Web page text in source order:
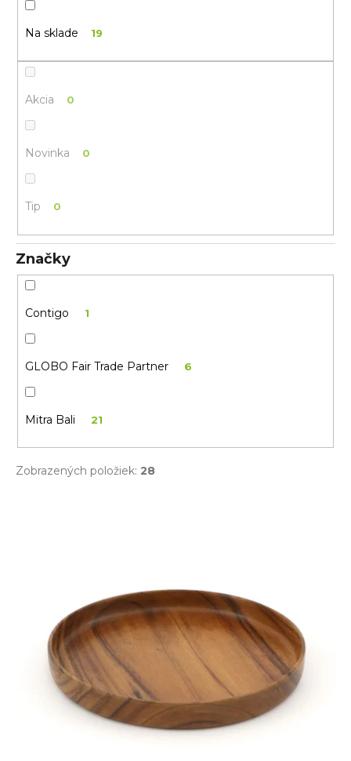
d
u
k
o
v
Na sklade 19
Akcia 0
Novinka 0
Tip 0
Značky
Contigo 1
GLOBO Fair Trade Partner 6
Mitra Bali 21
Zobrazených položiek: 28
s
?
O
d
p
o
č
a
e